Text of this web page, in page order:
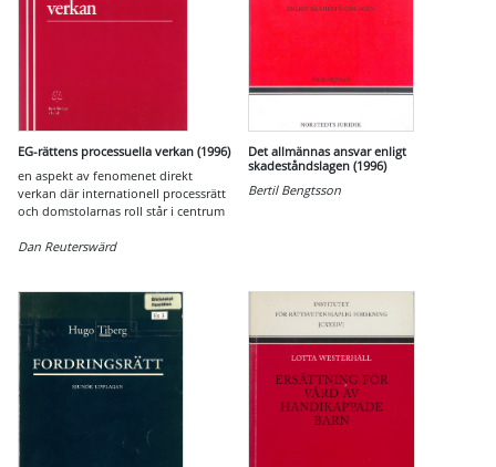
EG-rättens processuella verkan (1996)
en aspekt av fenomenet direkt
verkan där internationell processrätt
och domstolarnas roll står i centrum
Dan Reuterswärd
Det allmännas ansvar enligt
skadeståndslagen (1996)
Bertil Bengtsson